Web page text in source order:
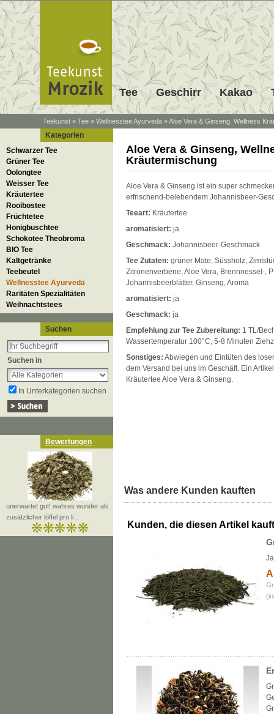
Tee Geschirr Kakao
Teekunst » Tee » Wellnesstee Ayurveda »Aloe Vera & Ginseng, Wellness
Kategorien
Schwarzer Tee
Grüner Tee
Oolongtee
Weisser Tee
Kräutertee
Rooibostee
Früchtetee
Honigbuschtee
Schokotee Theobroma
BIO Tee
Kaltgetränke
Teebeutel
Wellnesstee Ayurveda
Raritäten Spezialitäten
Weihnachtstees
Suchen
Suchen in
In Unterkategorien suchen
Bewertungen
unerwartet gut! wahres wunder als
zusätzlicher löffel pro li ..
Aloe Vera & Ginseng,
Kräutermischung
Aloe Vera & Ginseng ist ein super
erfrischend-belebendem Johannisbeer-
Teeart: Kräutertee
aromatisiert: ja
Geschmack: Johannisbeer-Geschmack
Tee Zutaten: grüner Mate, Süssholz,
Zitronenverbene, Aloe Vera, Brennnessel-,
Johannisbeerblätter, Ginseng, Aroma
aromatisiert: ja
Geschmack: ja
Empfehlung zur Tee Zubereitung: 1 TL/
Wassertemperatur 100°C, 5-8 Minuten
Sonstiges: Abwiegen und Eintüten des
dem Versand bei uns im Geschäft. Ein
Kräutertee Aloe Vera & Ginseng.
Was andere Kunden kauften
Kunden, die diesen Artikel